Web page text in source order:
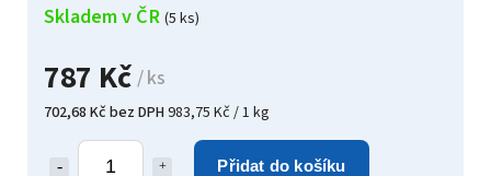
787 Kč / ks
702,68 Kč bez DPH983,75 Kč / 1 kg
Přidat do košíku
Skladem v ČR (5 ks)